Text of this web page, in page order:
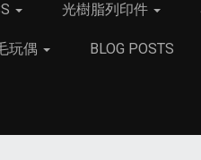
光樹脂列印件
玩偶 BLOG POSTS